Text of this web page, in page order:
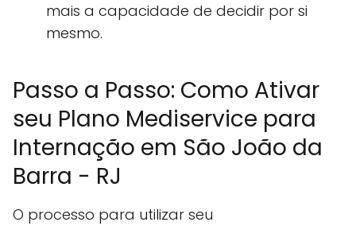
mais a capacidade de decidir por si
mesmo.
Passo a Passo: Como Ativar
seu Plano Mediservice para
Internação em São João da
Barra - RJ
O processo para utilizar seu